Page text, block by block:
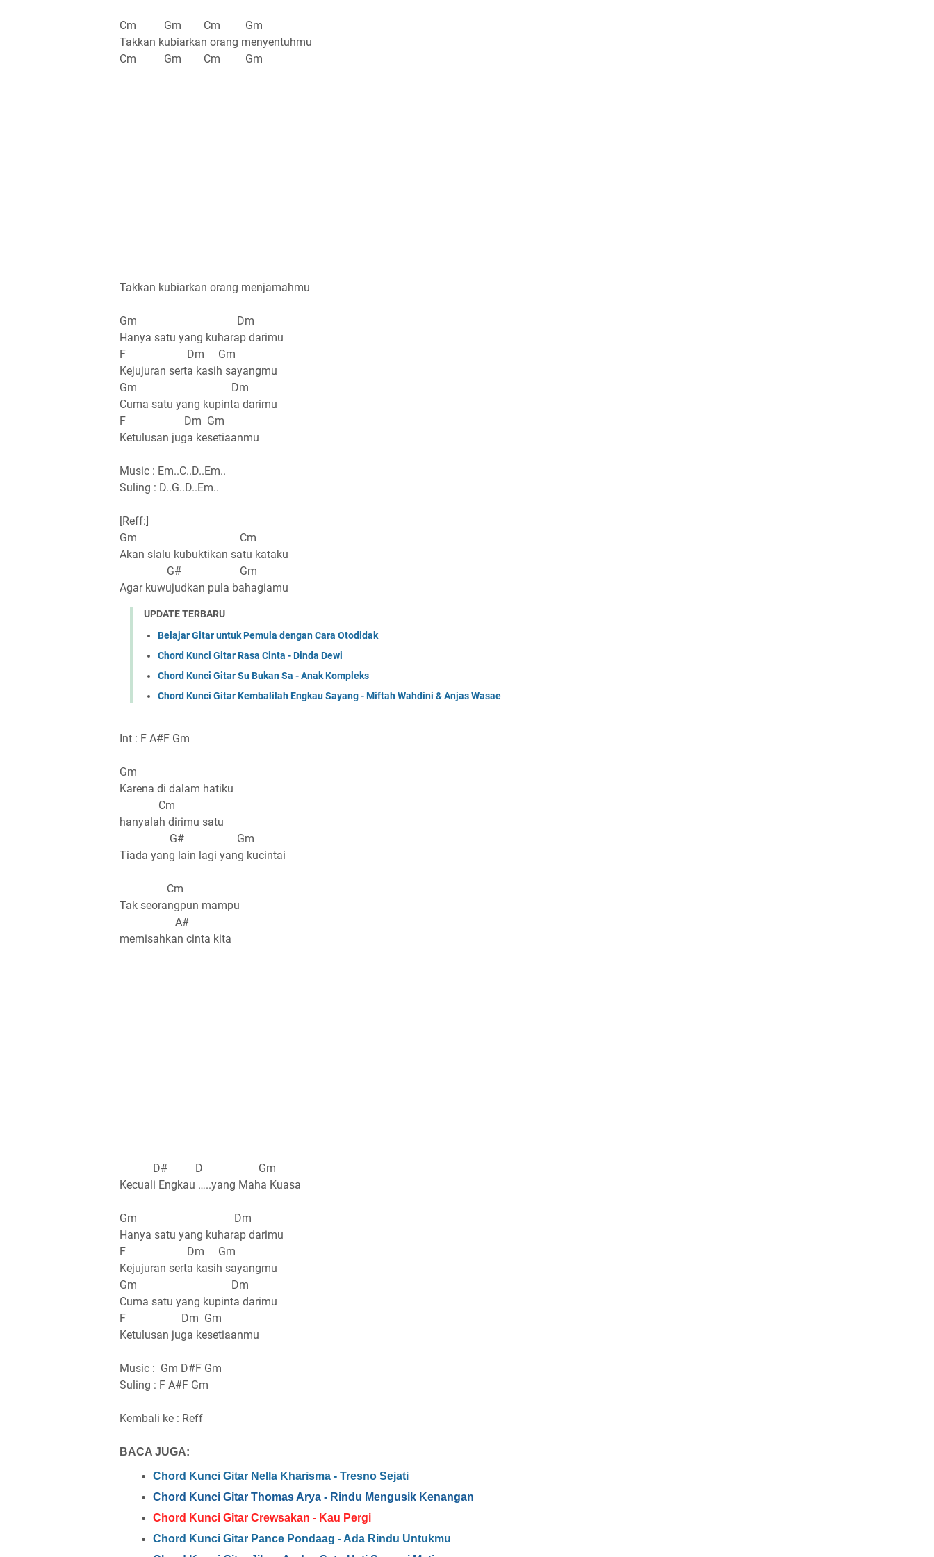
Cm Gm Cm Gm
Takkan kubiarkan orang menyentuhmu
Cm Gm Cm Gm
Takkan kubiarkan orang menjamahmu
Gm Dm
Hanya satu yang kuharap darimu
F Dm Gm
Kejujuran serta kasih sayangmu
Gm Dm
Cuma satu yang kupinta darimu
F Dm Gm
Ketulusan juga kesetiaanmu
Music : Em..C..D..Em..
Suling : D..G..D..Em..
[Reff:]
Gm Cm
Akan slalu kubuktikan satu kataku
G# Gm
Agar kuwujudkan pula bahagiamu
UPDATE TERBARU
Belajar Gitar untuk Pemula dengan Cara Otodidak
Chord Kunci Gitar Rasa Cinta - Dinda Dewi
Chord Kunci Gitar Su Bukan Sa - Anak Kompleks
Chord Kunci Gitar Kembalilah Engkau Sayang - Miftah Wahdini & Anjas Wasae
Int : F A#F Gm
Gm
Karena di dalam hatiku
Cm
hanyalah dirimu satu
G# Gm
Tiada yang lain lagi yang kucintai
Cm
Tak seorangpun mampu
A#
memisahkan cinta kita
D# D Gm
Kecuali Engkau …..yang Maha Kuasa
Gm Dm
Hanya satu yang kuharap darimu
F Dm Gm
Kejujuran serta kasih sayangmu
Gm Dm
Cuma satu yang kupinta darimu
F Dm Gm
Ketulusan juga kesetiaanmu
Music : Gm D#F Gm
Suling : F A#F Gm
Kembali ke : Reff
BACA JUGA:
Chord Kunci Gitar Nella Kharisma - Tresno Sejati
Chord Kunci Gitar Thomas Arya - Rindu Mengusik Kenangan
Chord Kunci Gitar Crewsakan - Kau Pergi
Chord Kunci Gitar Pance Pondaag - Ada Rindu Untukmu